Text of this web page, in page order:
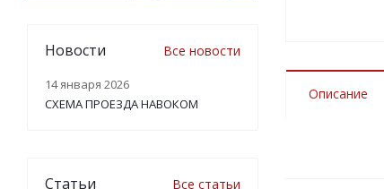
Описание
Новости Все новости
14 января 2026
СХЕМА ПРОЕЗДА НАВОКОМ
Статьи Все статьи